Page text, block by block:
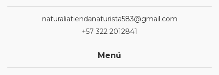
naturaliatiendanaturista583@gmail.com
+57 322 2012841
Menú